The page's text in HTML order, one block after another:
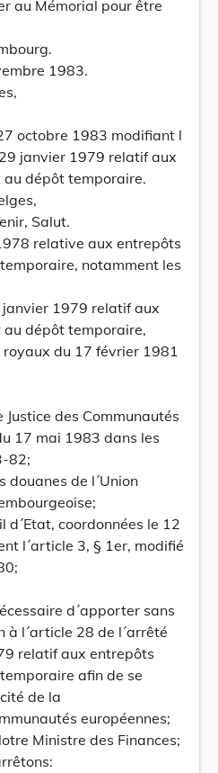
au Mémorial pour être
1983.
octobre 1983 modifiant l
janvier 1979 relatif aux
dépôt temporaire.
Salut.
relative aux entrepôts
notamment les
janvier 1979 relatif aux
dépôt temporaire,
du 17 février 1981
Justice des Communautés
17 mai 1983 dans les
82;
douanes de l´Union
d´Etat, coordonnées le 12
l´article 3, § 1er, modifié
d´apporter sans
l´article 28 de l´arrêté
relatif aux entrepôts
afin de se
de la
européennes;
Ministre des Finances;